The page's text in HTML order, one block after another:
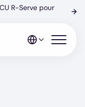
R-Serve pour
→
Open